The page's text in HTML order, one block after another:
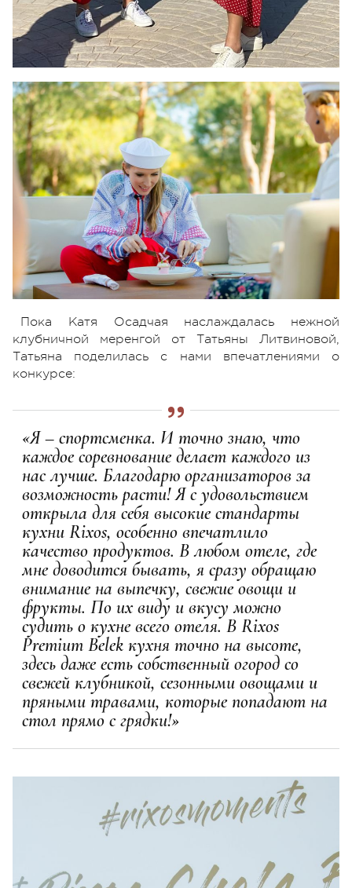
Пока Катя Осадчая наслаждалась нежной
клубничной меренгой от Татьяны Литвиновой,
Татьяна поделилась с нами впечатлениями о
конкурсе:
«Я – спортсменка. И точно знаю, что
каждое соревнование делает каждого из
нас лучше. Благодарю организаторов за
возможность расти! Я с удовольствием
открыла для себя высокие стандарты
кухни Rixos, особенно впечатлило
качество продуктов. В любом отеле, где
мне доводится бывать, я сразу обращаю
внимание на выпечку, свежие овощи и
фрукты. По их виду и вкусу можно
судить о кухне всего отеля. В Rixos
Premium Belek кухня точно на высоте,
здесь даже есть собственный огород со
свежей клубникой, сезонными овощами и
пряными травами, которые попадают на
стол прямо с грядки!»